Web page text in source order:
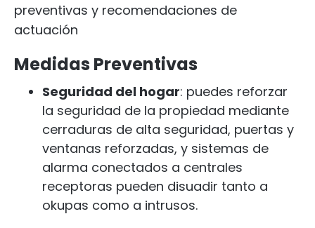
preventivas y recomendaciones de
actuación
Medidas Preventivas
Seguridad del hogar: puedes reforzar
la seguridad de la propiedad mediante
cerraduras de alta seguridad, puertas y
ventanas reforzadas, y sistemas de
alarma conectados a centrales
receptoras pueden disuadir tanto a
okupas como a intrusos.